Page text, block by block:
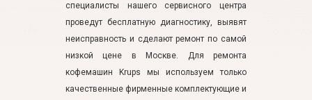
специалисты нашего сервисного центра
проведут бесплатную диагностику, выявят
неисправность и сделают ремонт по самой
низкой цене в Москве. Для ремонта
кофемашин Krups мы используем только
качественные фирменные комплектующие и